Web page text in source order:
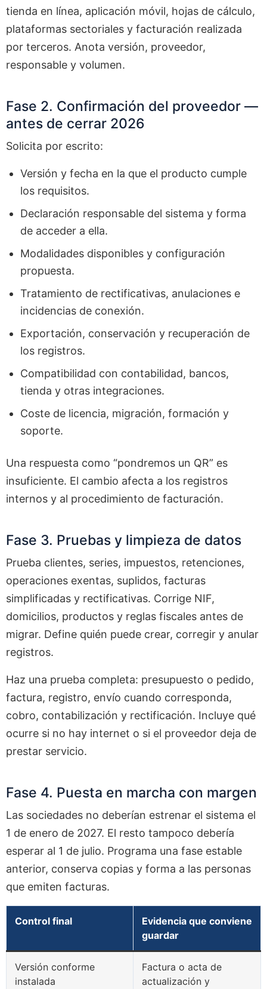
tienda en línea, aplicación móvil, hojas de cálculo,
plataformas sectoriales y facturación realizada
por terceros. Anota versión, proveedor,
responsable y volumen.
Fase 2. Confirmación del proveedor —
antes de cerrar 2026
Solicita por escrito:
Versión y fecha en la que el producto cumple
los requisitos.
Declaración responsable del sistema y forma
de acceder a ella.
Modalidades disponibles y configuración
propuesta.
Tratamiento de rectificativas, anulaciones e
incidencias de conexión.
Exportación, conservación y recuperación de
los registros.
Compatibilidad con contabilidad, bancos,
tienda y otras integraciones.
Coste de licencia, migración, formación y
soporte.
Una respuesta como “pondremos un QR” es
insuficiente. El cambio afecta a los registros
internos y al procedimiento de facturación.
Fase 3. Pruebas y limpieza de datos
Prueba clientes, series, impuestos, retenciones,
operaciones exentas, suplidos, facturas
simplificadas y rectificativas. Corrige NIF,
domicilios, productos y reglas fiscales antes de
migrar. Define quién puede crear, corregir y anular
registros.
Haz una prueba completa: presupuesto o pedido,
factura, registro, envío cuando corresponda,
cobro, contabilización y rectificación. Incluye qué
ocurre si no hay internet o si el proveedor deja de
prestar servicio.
Fase 4. Puesta en marcha con margen
Las sociedades no deberían estrenar el sistema el
1 de enero de 2027. El resto tampoco debería
esperar al 1 de julio. Programa una fase estable
anterior, conserva copias y forma a las personas
que emiten facturas.
Control final
Evidencia que conviene
guardar
Versión conforme
instalada
Factura o acta de
actualización y